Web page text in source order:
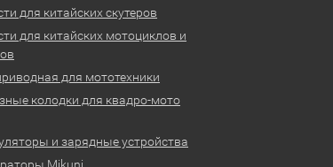
для китайских скутеров
для китайских мотоциклов и
для мототехники
колодки для квадро-мото
и зарядные устройства